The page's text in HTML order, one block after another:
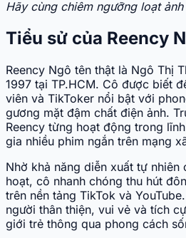
Hãy cùng chiêm ngưỡng loạt
Tiểu sử của Reency
Reency Ngô tên thật là Ngô Thị
1997 tại TP.HCM. Cô được biết
viên và TikToker nổi bật với
gương mặt đậm chất điện ảnh.
Reency từng hoạt động trong
gia nhiều phim ngắn trên mạng
Nhờ khả năng diễn xuất tự nhiên
hoạt, cô nhanh chóng thu hút
trên nền tảng TikTok và
người thân thiện, vui vẻ và tích
giới trẻ thông qua phong cách